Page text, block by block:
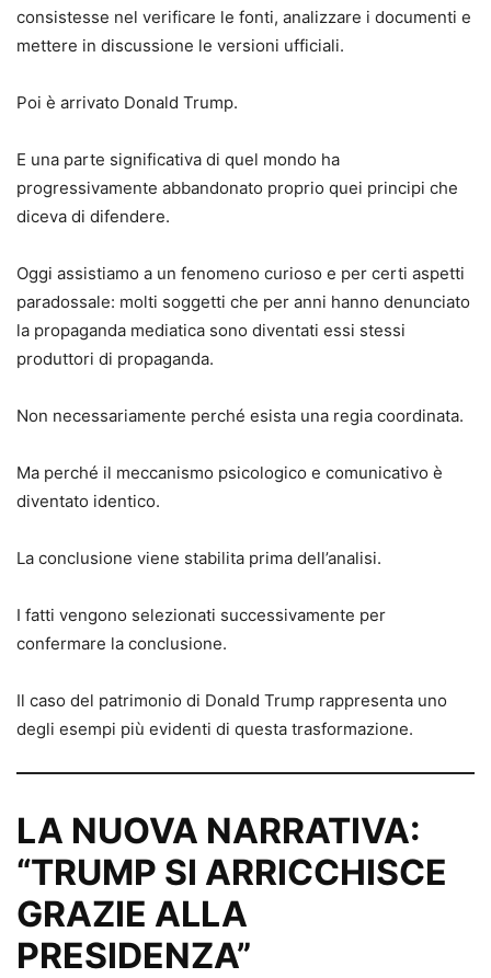
consistesse nel verificare le fonti, analizzare i documenti e
mettere in discussione le versioni ufficiali.
Poi è arrivato Donald Trump.
E una parte significativa di quel mondo ha
progressivamente abbandonato proprio quei principi che
diceva di difendere.
Oggi assistiamo a un fenomeno curioso e per certi aspetti
paradossale: molti soggetti che per anni hanno denunciato
la propaganda mediatica sono diventati essi stessi
produttori di propaganda.
Non necessariamente perché esista una regia coordinata.
Ma perché il meccanismo psicologico e comunicativo è
diventato identico.
La conclusione viene stabilita prima dell’analisi.
I fatti vengono selezionati successivamente per
confermare la conclusione.
Il caso del patrimonio di Donald Trump rappresenta uno
degli esempi più evidenti di questa trasformazione.
LA NUOVA NARRATIVA:
“TRUMP SI ARRICCHISCE
GRAZIE ALLA
PRESIDENZA”